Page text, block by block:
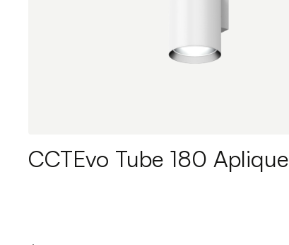
CCTEvo Tube 180 Aplique